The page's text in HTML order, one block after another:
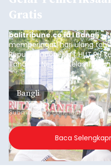
Gratis
balitribune.co.id I Bangli -
memperingati hari ulang
Republik Indonesia ( HUT RI)
Tahanan Negara Kelas II B
kegiatan pemeriksaan
(6/8/2026).
Bangli
Submitted bycontributor
Baca